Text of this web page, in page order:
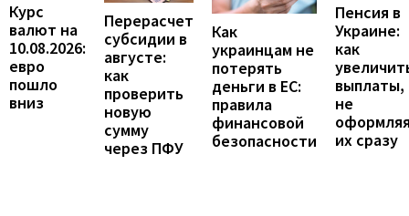
Курс
валют на
10.08.2026:
евро
пошло
вниз
Перерасчет
субсидии в
августе:
как
проверить
новую
сумму
через ПФУ
Как
украинцам не
потерять
деньги в ЕС:
правила
финансовой
безопасности
Пенсия в
Украине:
как
выплаты,
не
их сразу